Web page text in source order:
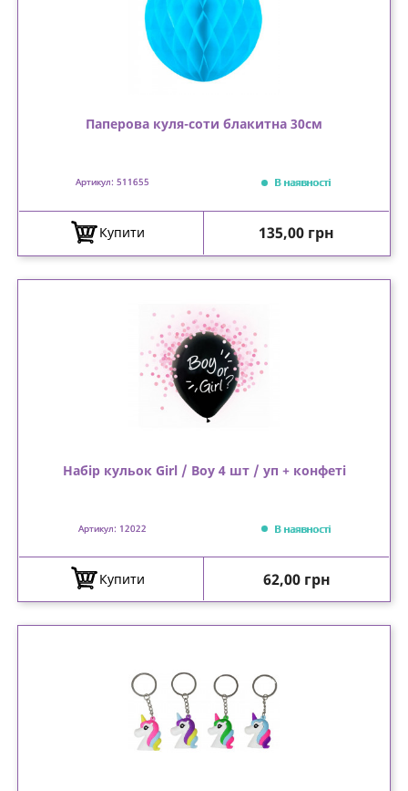
Паперова куля-соти блакитна 30см
Артикул: 511655 В наявності
Купити Ціна
135,00 грн
Набір кульок Girl / Boy 4 шт / уп + конфеті
Артикул: 12022 В наявності
Купити Ціна
62,00 грн